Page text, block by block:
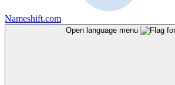
Nameshift.com
Open language menu